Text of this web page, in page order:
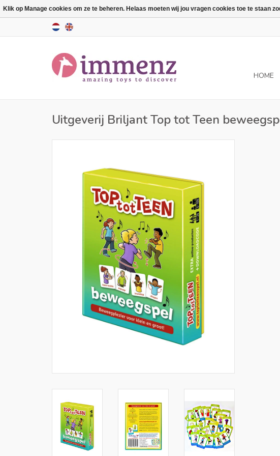
HOME
Uitgeverij Briljant Top tot Teen
Klik op Manage cookies om ze te beheren. Helaas moeten wij jou vragen cookies toe te staan